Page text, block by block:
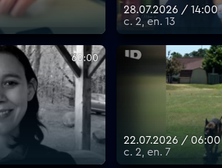
28.07.2026 / 14:00
с. 2, еп. 13
60:00
22.07.2026 / 06:00
с. 2, еп. 7